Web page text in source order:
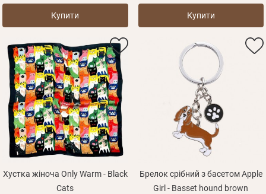
Купити Купити
Хустка жіноча Only Warm - Black
Cats
Брелок срібний з басетом Apple
Girl - Basset hound brown